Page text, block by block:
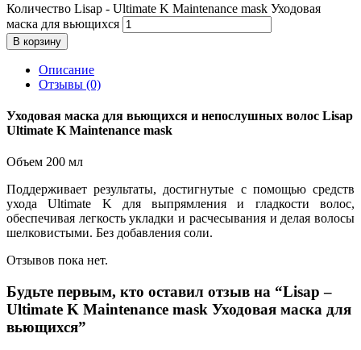
Количество Lisap - Ultimate K Maintenance mask Уходовая
маска для вьющихся
В корзину
Описание
Отзывы (0)
Уходовая маска для вьющихся и непослушных волос Lisap
Ultimate K Maintenance mask
Объем 200 мл
Поддерживает результаты, достигнутые с помощью средств
ухода Ultimate K для выпрямления и гладкости волос,
обеспечивая легкость укладки и расчесывания и делая волосы
шелковистыми. Без добавления соли.
Отзывов пока нет.
Будьте первым, кто оставил отзыв на “Lisap –
Ultimate K Maintenance mask Уходовая маска для
вьющихся”